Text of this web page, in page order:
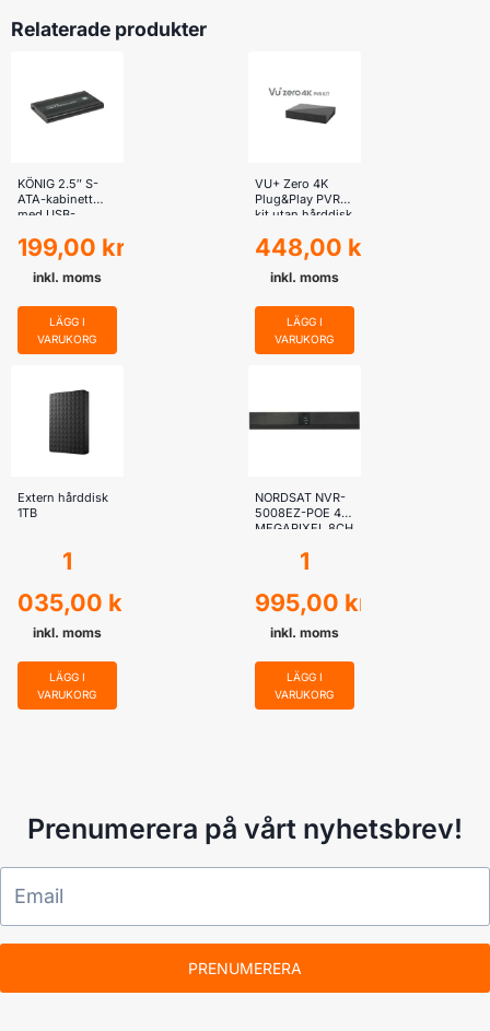
Relaterade produkter
KÖNIG 2.5″ S-
ATA-kabinett
med USB-
199,00 kr
inkl. moms
LÄGG I
VARUKORG
VU+ Zero 4K
Plug&Play PVR-
kit utan hårddisk
448,00 kr
inkl. moms
LÄGG I
VARUKORG
Extern hårddisk
1TB
1
035,00 kr
inkl. moms
LÄGG I
VARUKORG
NORDSAT NVR-
5008EZ-POE 4
MEGAPIXEL 8CH
1
995,00 kr
inkl. moms
LÄGG I
VARUKORG
Prenumerera på vårt nyhetsbrev!
PRENUMERERA